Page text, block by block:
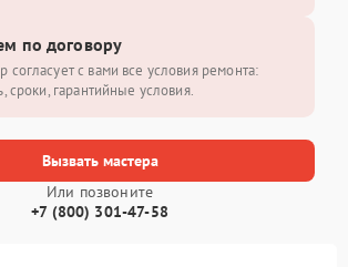
Вызвать мастера
Или позвоните
+7 (800) 301-47-58
по договору
с вами все условия ремонта:
сроки, гарантийные условия.